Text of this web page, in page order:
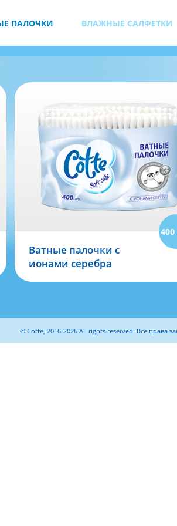
ПАЛОЧКИ ВЛАЖНЫЕ САЛФЕТКИ
Ватные палочки с
ионами серебра
© Cotte, 2016-2026 All rights reserved. Все права